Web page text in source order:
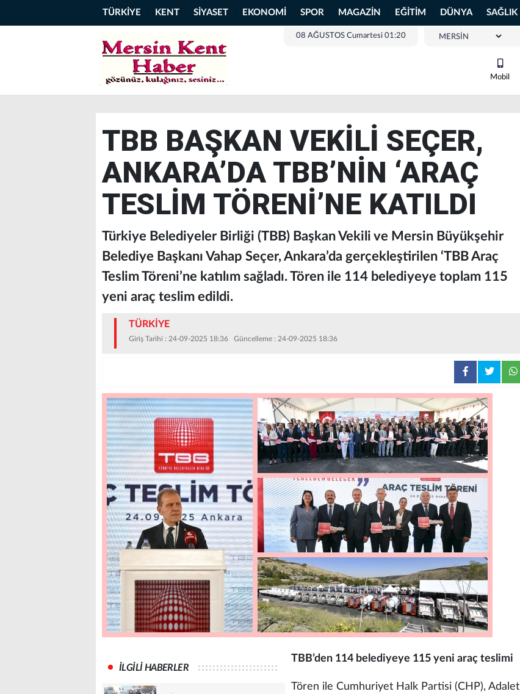
TÜRKİYE KENT SİYASET EKONOMİ SPOR MAGAZİN EĞİTİM DÜNYA SAĞLIK
08 AĞUSTOS Cumartesi 01:20
Mobil
TBB BAŞKAN VEKİLİ SEÇER,
ANKARA’DA TBB’NİN ‘ARAÇ
TESLİM TÖRENİ’NE KATILDI
Türkiye Belediyeler Birliği (TBB) Başkan Vekili ve Mersin Büyükşehir
Belediye Başkanı Vahap Seçer, Ankara’da gerçekleştirilen ‘TBB Araç
Teslim Töreni’ne katılım sağladı. Tören ile 114 belediyeye toplam 115
yeni araç teslim edildi.
TÜRKİYE
Giriş Tarihi : 24-09-2025 18:36 Güncelleme : 24-09-2025 18:36
İLGİLİ HABERLER
TBB’den 114 belediyeye 115 yeni araç teslimi
Tören ile Cumhuriyet Halk Partisi (CHP), Adalet